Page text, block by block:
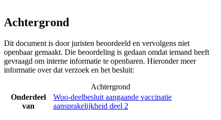
Achtergrond
Dit document is door juristen beoordeeld en vervolgens niet
openbaar gemaakt. Die beoordeling is gedaan omdat iemand heeft
gevraagd om interne informatie te openbaren. Hieronder meer
informatie over dat verzoek en het besluit:
Achtergrond
Onderdeel
van
Woo-deelbesluit aangaande vaccinatie
aansprakelijkheid deel 2